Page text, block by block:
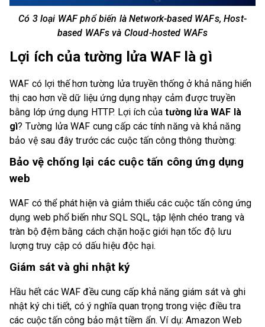
Có 3 loại WAF phổ biến là Network-based WAFs, Host-
based WAFs và Cloud-hosted WAFs
Lợi ích của tường lửa WAF là gì
WAF có lợi thế hơn tường lửa truyền thống ở khả năng hiển
thị cao hơn về dữ liệu ứng dụng nhạy cảm được truyền
bằng lớp ứng dụng HTTP. Lợi ích củatường lửa WAF là
gì? Tường lửa WAF cung cấp các tính năng và khả năng
bảo vệ sau đây trước các cuộc tấn công thông thường:
Bảo vệ chống lại các cuộc tấn công ứng dụng
web
WAF có thể phát hiện và giảm thiểu các cuộc tấn công ứng
dụng web phổ biến như SQL SQL, tập lệnh chéo trang và
tràn bộ đệm bằng cách chặn hoặc giới hạn tốc độ lưu
lượng truy cập có dấu hiệu độc hại.
Giám sát và ghi nhật ký
Hầu hết các WAF đều cung cấp khả năng giám sát và ghi
nhật ký chi tiết, có ý nghĩa quan trọng trong việc điều tra
các cuộc tấn công bảo mật tiềm ẩn. Ví dụ: Amazon Web